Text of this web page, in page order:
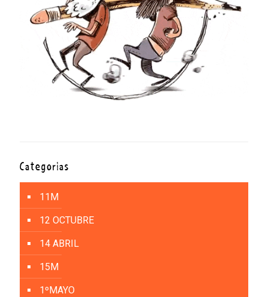
Categorías
11M
12 OCTUBRE
14 ABRIL
15M
1ºMAYO